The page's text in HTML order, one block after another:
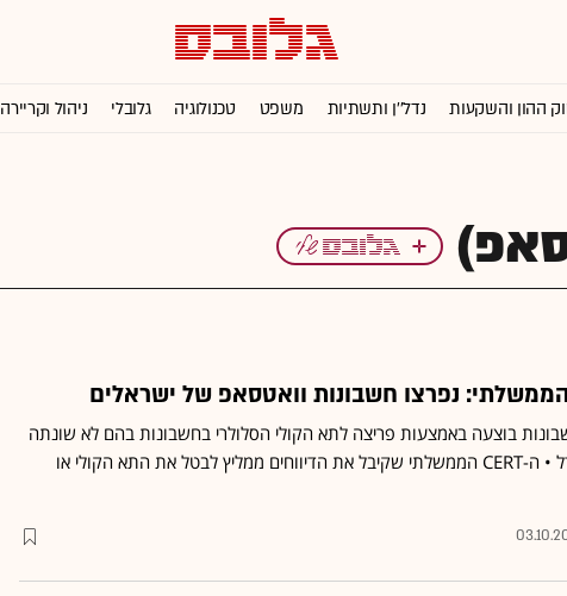
ההון והשקעות נדל''ן ותשתיות משפט טכנולוגיה גלובלי ניהול וקריירה
נפרצו חשבונות וואטסאפ של ישראלים
בוצעה באמצעות פריצה לתא הקולי הסלולרי בחשבונות בהם לא שונתה
סיסמת ברירת המחדל • ה-CERT הממשלתי שקיבל את הדיווחים ממליץ לבטל את התא הקולי או